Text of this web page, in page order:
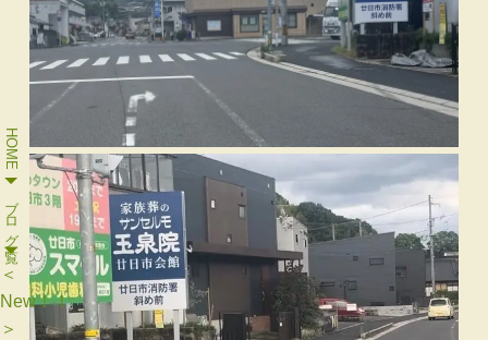
HOME
ブログ一覧
＜
New！！
＞